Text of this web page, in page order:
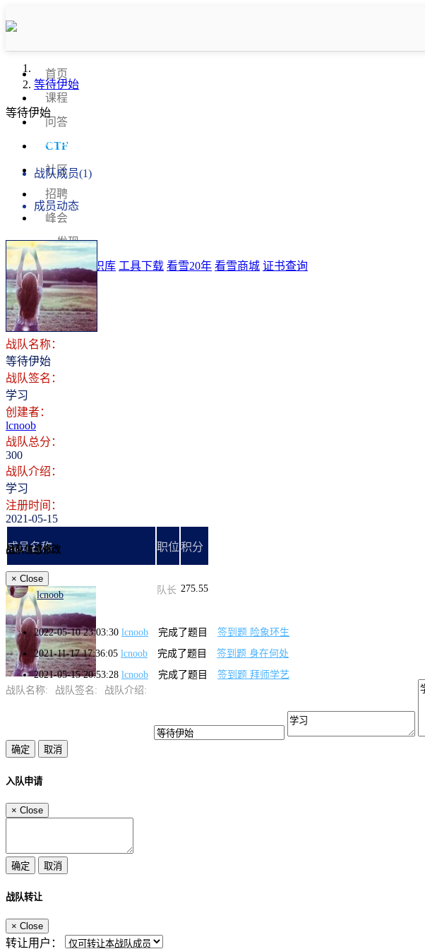
首页
课程
问答
CTF
社区
招聘
峰会
发现
排行榜 知识库 工具下载 看雪20年 看雪商城 证书查询
登录 注册
等待伊始
等待伊始
战队信息
战队成员(1)
成员动态
战队名称：
等待伊始
战队签名：
学习
创建者：
lcnoob
战队总分：
300
战队介绍：
学习
注册时间：
2021-05-15
成员名称 职位积分
lcnoob 队长 275.55
2022-05-10 23:03:30 lcnoob 完成了题目
签到题 险象环生
2021-11-17 17:36:05 lcnoob 完成了题目
签到题 身在何处
2021-05-15 20:53:28 lcnoob 完成了题目 签到题 拜师学艺
战队信息修改
× Close
战队名称: 战队签名: 战队介绍:
入队申请
× Close
战队转让
× Close
转让用户：